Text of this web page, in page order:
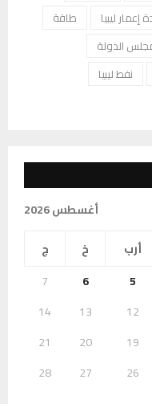
ليبيا
طاقة
الدولة
نفط ليبيا
أغسطس 2026
أرب خ
ج
5
6
7
12
13
14
19
20
21
26
27
28